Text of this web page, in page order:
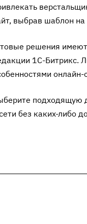
выбрав шаблон
решения
1С-Битрикс.
онлайн-
подходящую
без каких-либо